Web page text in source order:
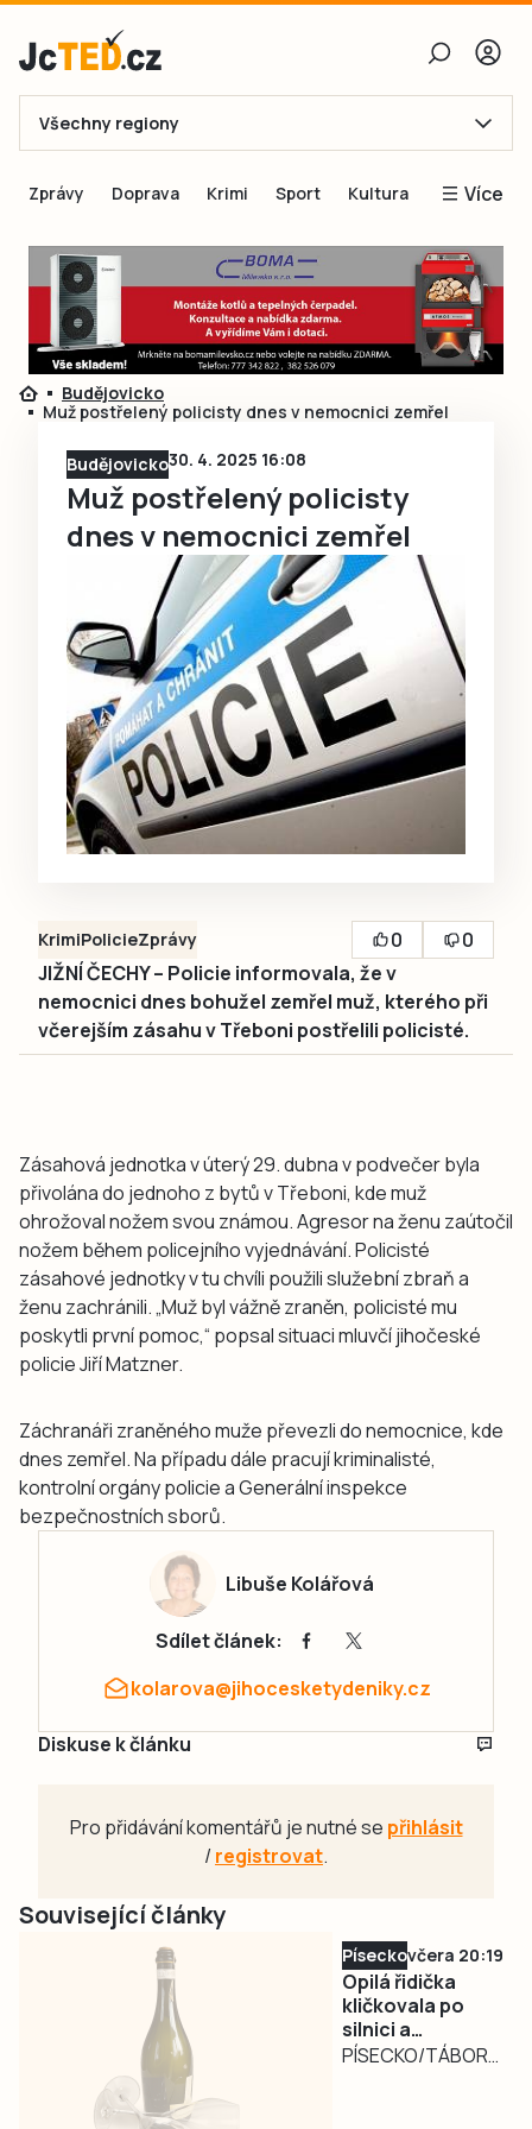
E-mail
Obnovit heslo
Přihlásit se
Přihlásit se přes Facebook
Ještě nemám účet, chci se
Všechny regiony
Zprávy Doprava Krimi Sport Kultura Více
Blogy
Inspirace
Čtenáři píší
Speciální přílohy
Budějovicko
Muž postřelený policisty dnes v nemocnici zemřel
Budějovicko30. 4. 2025 16:08
Muž postřelený policisty
dnes v nemocnici zemřel
KrimiPolicieZprávy 0
0
JIŽNÍ ČECHY – Policie informovala, že v
nemocnici dnes bohužel zemřel muž, kterého při
včerejším zásahu v Třeboni postřelili policisté.
Zásahová jednotka v úterý 29. dubna v podvečer byla
přivolána do jednoho z bytů v Třeboni, kde muž
ohrožoval nožem svou známou. Agresor na ženu zaútočil
nožem během policejního vyjednávání. Policisté
zásahové jednotky v tu chvíli použili služební zbraň a
ženu zachránili. „Muž byl vážně zraněn, policisté mu
poskytli první pomoc,“ popsal situaci mluvčí jihočeské
policie Jiří Matzner.
Záchranáři zraněného muže převezli do nemocnice, kde
dnes zemřel. Na případu dále pracují kriminalisté,
kontrolní orgány policie a Generální inspekce
bezpečnostních sborů.
Libuše Kolářová
Sdílet článek:
kolarova@jihocesketydeniky.cz
Diskuse k článku
Pro přidávání komentářů je nutné se přihlásit
/registrovat.
Související články
Píseckovčera 20:19
Opilá řidička
kličkovala po
silnici a
ohrožovala
PÍSECKO/TÁBORSKO